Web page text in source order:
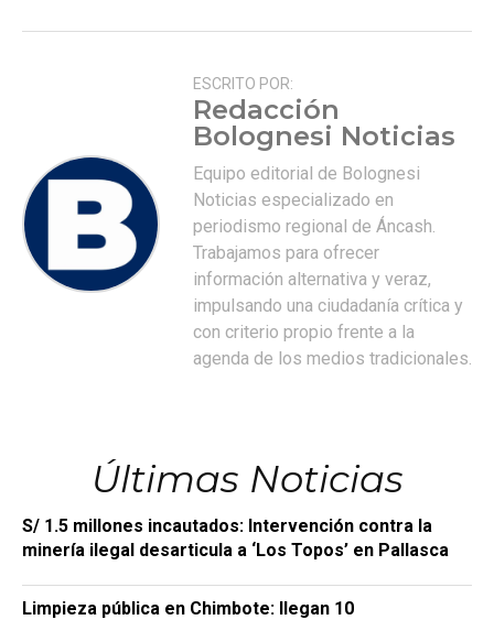
ESCRITO POR:
Redacción
Bolognesi Noticias
Equipo editorial de Bolognesi
Noticias especializado en
periodismo regional de Áncash.
Trabajamos para ofrecer
información alternativa y veraz,
impulsando una ciudadanía crítica y
con criterio propio frente a la
agenda de los medios tradicionales.
Últimas Noticias
S/ 1.5 millones incautados: Intervención contra la
minería ilegal desarticula a ‘Los Topos’ en Pallasca
Limpieza pública en Chimbote: llegan 10